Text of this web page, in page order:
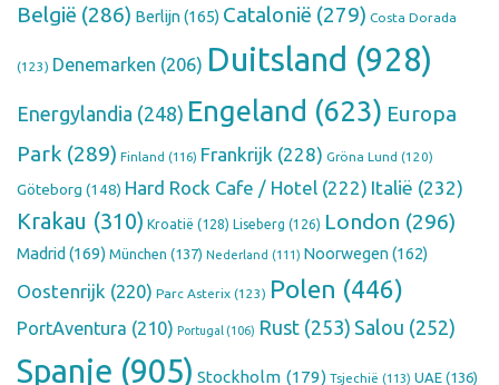
België (286) Berlijn(165) Catalonië (279) Costa Dorada
(123) Denemarken (206) Duitsland (928)
Energylandia (248) Engeland (623) Europa
Park (289) Finland (116) Frankrijk (228) Gröna Lund (120)
Göteborg (148) Hard Rock Cafe / Hotel (222) Italië (232)
Krakau (310) Kroatië (128) Liseberg (126) London (296)
Madrid (169) München (137) Nederland (111) Noorwegen (162)
Oostenrijk (220) Parc Asterix (123) Polen (446)
PortAventura (210) Portugal (106) Rust (253) Salou (252)
Spanje (905) Stockholm (179) Tsjechië (113) UAE (136)